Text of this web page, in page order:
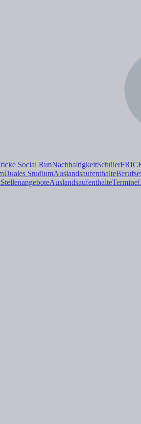
Social RunNachhaltigkeitSchüler
Duales StudiumAuslandsaufenthalte
StellenangeboteAuslandsaufenthalteTermine